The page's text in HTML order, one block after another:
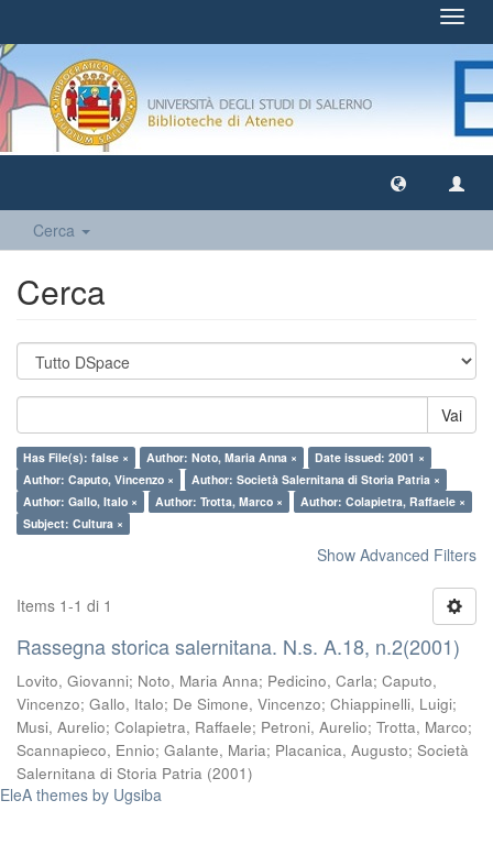
Cerca
Cerca
Vai
Has File(s): false × Author: Noto, Maria Anna ×
Date issued: 2001 ×
Author: Caputo, Vincenzo ×
Author: Società Salernitana di Storia Patria ×
Author: Gallo, Italo ×
Author: Trotta, Marco ×
Author: Colapietra, Raffaele ×
Subject: Cultura ×
Show Advanced Filters
Items 1-1 di 1
Rassegna storica salernitana. N.s. A.18, n.2(2001)
Lovito, Giovanni; Noto, Maria Anna; Pedicino, Carla; Caputo,
Vincenzo; Gallo, Italo; De Simone, Vincenzo; Chiappinelli, Luigi;
Musi, Aurelio; Colapietra, Raffaele; Petroni, Aurelio; Trotta, Marco;
Scannapieco, Ennio; Galante, Maria; Placanica, Augusto; Società
Salernitana di Storia Patria (2001)
EleA themes by Ugsiba